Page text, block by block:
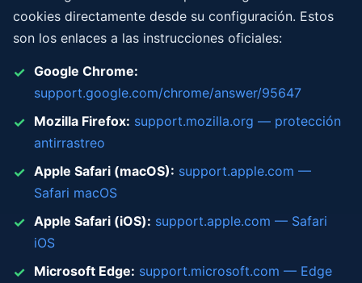
cookies directamente desde su configuración. Estos
son los enlaces a las instrucciones oficiales:
Google Chrome:
support.google.com/chrome/answer/95647
Mozilla Firefox: support.mozilla.org — protección
antirrastreo
Apple Safari (macOS): support.apple.com —
Safari macOS
Apple Safari (iOS): support.apple.com — Safari
iOS
Microsoft Edge: support.microsoft.com — Edge